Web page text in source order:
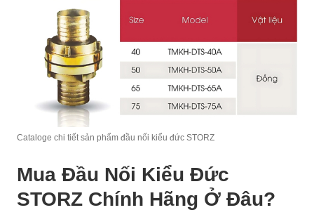
Cataloge chi tiết sản phẩm đầu nối kiểu đức STORZ
Mua Đầu Nối Kiểu Đức
STORZ Chính Hãng Ở Đâu?